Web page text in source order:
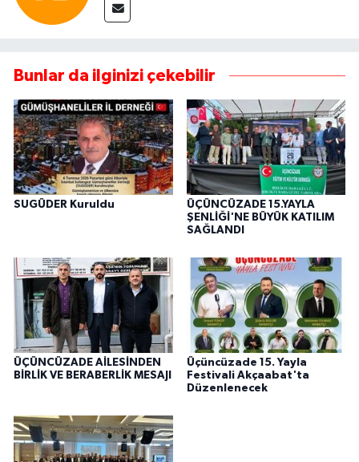
Bunlar da ilginizi çekebilir
SUGÜDER Kuruldu
ÜÇÜNCÜZADE 15.YAYLA
ŞENLİĞİ'NE BÜYÜK KATILIM
SAĞLANDI
ÜÇÜNCÜZADE AİLESİNDEN
BİRLİK VE BERABERLİK MESAJI
Üçüncüzade 15. Yayla
Festivali Akçaabat'ta
Düzenlenecek